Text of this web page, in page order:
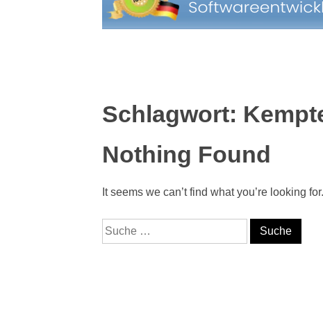
Schlagwort:
Nothing Found
It seems we can’t find what you’re looking
Suche nach: